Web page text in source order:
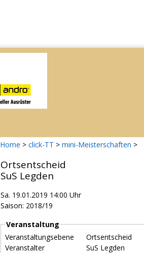
Home > click-TT > mini-Meisterschaften >
Ortsentscheid
SuS Legden
Sa. 19.01.2019 14:00 Uhr
Saison: 2018/19
Veranstaltung
Veranstaltungsebene
Ortsentscheid
Veranstalter
SuS Legden